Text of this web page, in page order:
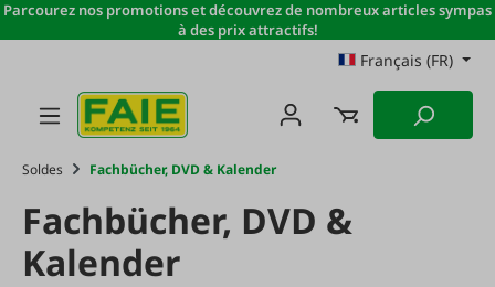
Passer au contenu principal
Parcourez nos promotions et découvrez de nombreux articles sympas
à des prix attractifs!
Français (FR)
Soldes Fachbücher, DVD & Kalender
Fachbücher, DVD &
Kalender